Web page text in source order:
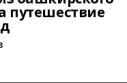
путешествие